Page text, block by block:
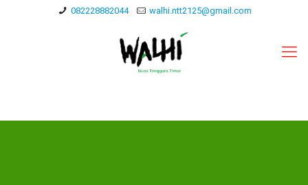
082228882044 walhi.ntt2125@gmail.com